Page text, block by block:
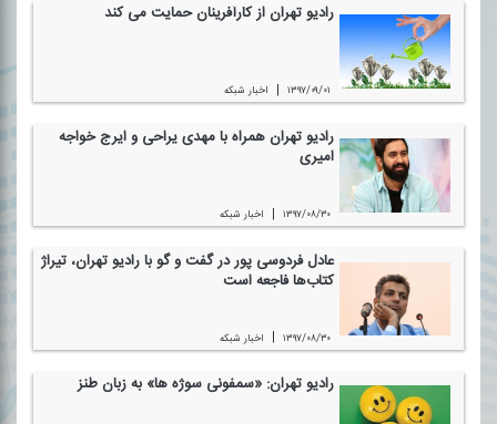
رادیو تهران از كارآفرینان حمایت می كند
۱۳۹۷/۰۹/۰۱ | اخبار شبكه
رادیو تهران همراه با مهدی یراحی و ایرج خواجه
امیری
۱۳۹۷/۰۸/۳۰ | اخبار شبكه
عادل فردوسی پور در گفت و گو با رادیو تهران، تیراژ
كتاب‌ها فاجعه است
۱۳۹۷/۰۸/۳۰ | اخبار شبكه
رادیو تهران: «سمفونی سوژه ها» به زبان طنز